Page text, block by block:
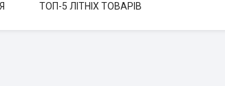
ТОП-5 ЛІТНІХ ТОВАРІВ